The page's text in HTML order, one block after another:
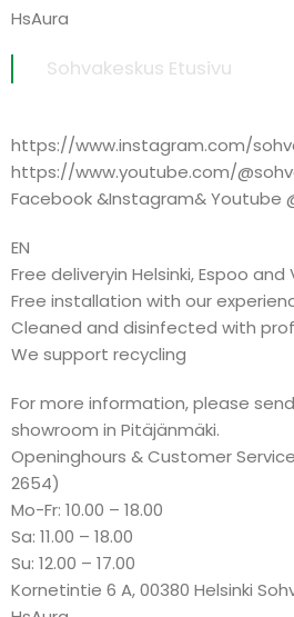
HsAura
Sohvakeskus Etusivu
https://www.instagram.com/
https://www.youtube.com/
Facebook &Instagram& Youtube
EN
Free deliveryin Helsinki, Espoo
Free installation with our
Cleaned and disinfected with
We support recycling
For more information, please
showroom in Pitäjänmäki.
Openinghours & Customer
2654)
Mo-Fr: 10.00 – 18.00
Sa: 11.00 – 18.00
Su: 12.00 – 17.00
Kornetintie 6 A, 00380 Helsinki